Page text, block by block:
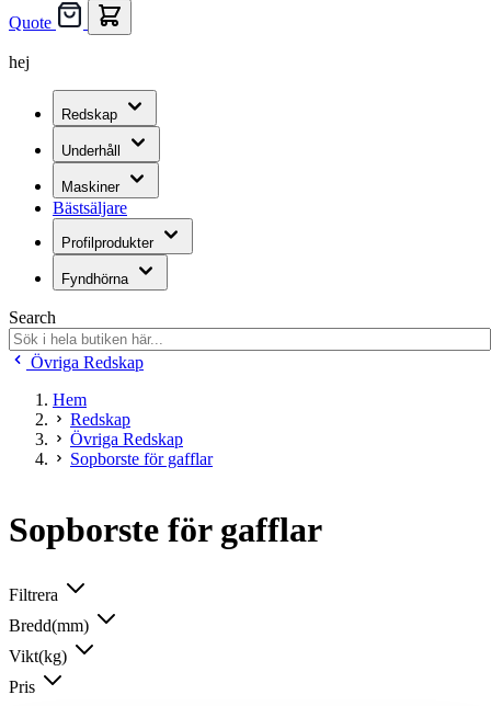
Quote
hej
Redskap
Underhåll
Maskiner
Bästsäljare
Profilprodukter
Fyndhörna
Search
Övriga Redskap
Hem
Redskap
Övriga Redskap
Sopborste för gafflar
Sopborste för gafflar
Filtrera
Bredd(mm)
Vikt(kg)
Pris